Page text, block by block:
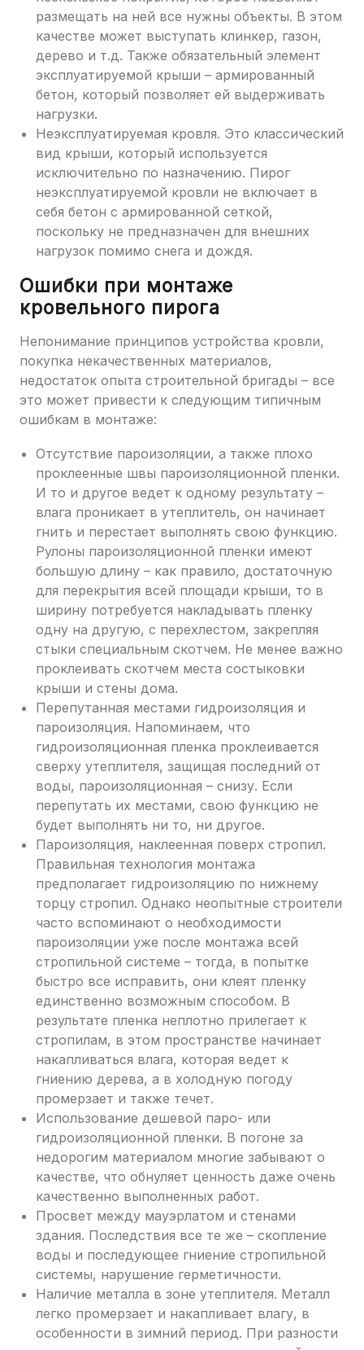
размещать на ней все нужны объекты. В этом
качестве может выступать клинкер, газон,
дерево и т.д. Также обязательный элемент
эксплуатируемой крыши – армированный
бетон, который позволяет ей выдерживать
нагрузки.
Неэксплуатируемая кровля. Это классический
вид крыши, который используется
исключительно по назначению. Пирог
неэксплуатируемой кровли не включает в
себя бетон с армированной сеткой,
поскольку не предназначен для внешних
нагрузок помимо снега и дождя.
Ошибки при монтаже
кровельного пирога
Непонимание принципов устройства кровли,
покупка некачественных материалов,
недостаток опыта строительной бригады – все
это может привести к следующим типичным
ошибкам в монтаже:
Отсутствие пароизоляции, а также плохо
проклеенные швы пароизоляционной пленки.
И то и другое ведет к одному результату –
влага проникает в утеплитель, он начинает
гнить и перестает выполнять свою функцию.
Рулоны пароизоляционной пленки имеют
большую длину – как правило, достаточную
для перекрытия всей площади крыши, то в
ширину потребуется накладывать пленку
одну на другую, с перехлестом, закрепляя
стыки специальным скотчем. Не менее важно
проклеивать скотчем места состыковки
крыши и стены дома.
Перепутанная местами гидроизоляция и
пароизоляция. Напоминаем, что
гидроизоляционная пленка проклеивается
сверху утеплителя, защищая последний от
воды, пароизоляционная – снизу. Если
перепутать их местами, свою функцию не
будет выполнять ни то, ни другое.
Пароизоляция, наклеенная поверх стропил.
Правильная технология монтажа
предполагает гидроизоляцию по нижнему
торцу стропил. Однако неопытные строители
часто вспоминают о необходимости
пароизоляции уже после монтажа всей
стропильной системе – тогда, в попытке
быстро все исправить, они клеят пленку
единственно возможным способом. В
результате пленка неплотно прилегает к
стропилам, в этом пространстве начинает
накапливаться влага, которая ведет к
гниению дерева, а в холодную погоду
промерзает и также течет.
Использование дешевой паро- или
гидроизоляционной пленки. В погоне за
недорогим материалом многие забывают о
качестве, что обнуляет ценность даже очень
качественно выполненных работ.
Просвет между мауэрлатом и стенами
здания. Последствия все те же – скопление
воды и последующее гниение стропильной
системы, нарушение герметичности.
Наличие металла в зоне утеплителя. Металл
легко промерзает и накапливает влагу, в
особенности в зимний период. При разности